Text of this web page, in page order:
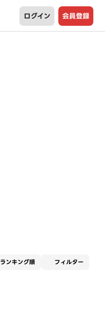
ログイン 会員登録
ランキング順 フィルター